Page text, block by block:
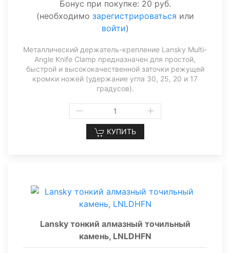
Бонус при покупке: 20 руб.
(необходимо зарегистрироваться или
войти)
Металлический держатель-крепление Lansky Multi-
Angle Knife Clamp предназначен для простой,
быстрой и высококачественной заточки режущей
кромки ножей (удержание угла 30, 25, 20 и 17
градусов).
КУПИТЬ
Lansky тонкий алмазный точильный
камень, LNLDHFN